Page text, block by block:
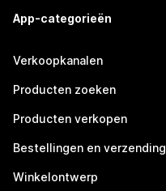
App-categorieën
Verkoopkanalen
Producten zoeken
Producten verkopen
Bestellingen en verzending
Winkelontwerp